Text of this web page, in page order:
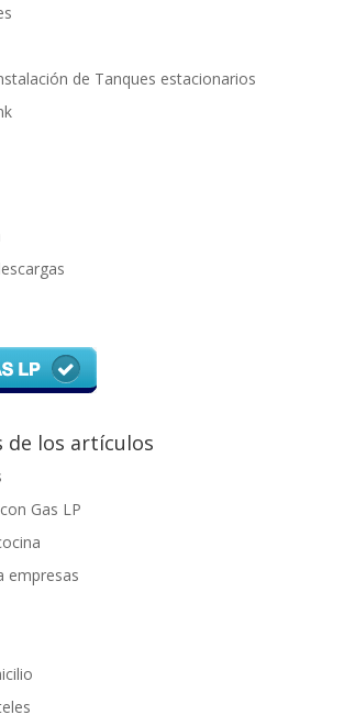
de Tanques estacionarios
de los artículos
Gas LP
empresas